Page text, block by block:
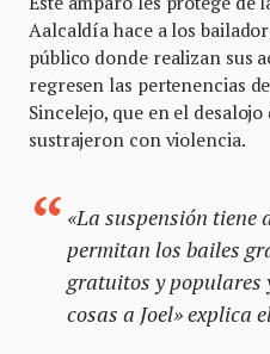
Aalcaldía hace a los
público donde realizan sus
regresen las pertenencias
Sincelejo, que en el
sustrajeron con violencia.
«La suspensión tiene
permitan los bailes
gratuitos y populares
cosas a Joel» explica